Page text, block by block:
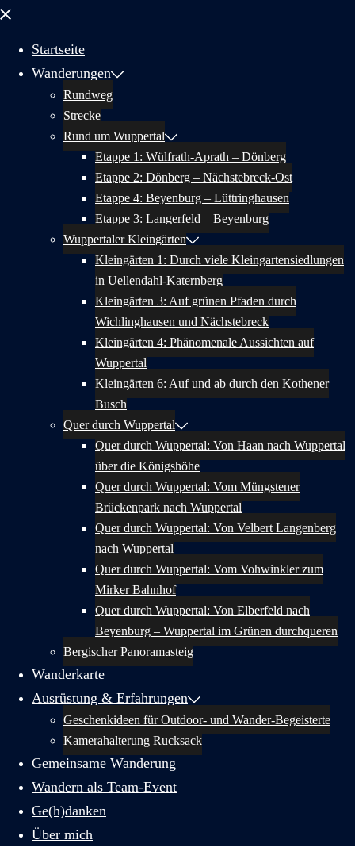
Menü
Startseite
Wanderungen
Rundweg
Strecke
Rund um Wuppertal
Etappe 1: Wülfrath-Aprath – Dönberg
Etappe 2: Dönberg – Nächstebreck-Ost
Etappe 4: Beyenburg – Lüttringhausen
Etappe 3: Langerfeld – Beyenburg
Wuppertaler Kleingärten
Kleingärten 1: Durch viele Kleingartensiedlungen
in Uellendahl-Katernberg
Kleingärten 3: Auf grünen Pfaden durch
Wichlinghausen und Nächstebreck
Kleingärten 4: Phänomenale Aussichten auf
Wuppertal
Kleingärten 6: Auf und ab durch den Kothener
Busch
Quer durch Wuppertal
Quer durch Wuppertal: Von Haan nach Wuppertal
über die Königshöhe
Quer durch Wuppertal: Vom Müngstener
Brückenpark nach Wuppertal
Quer durch Wuppertal: Von Velbert Langenberg
nach Wuppertal
Quer durch Wuppertal: Vom Vohwinkler zum
Mirker Bahnhof
Quer durch Wuppertal: Von Elberfeld nach
Beyenburg – Wuppertal im Grünen durchqueren
Bergischer Panoramasteig
Wanderkarte
Ausrüstung & Erfahrungen
Geschenkideen für Outdoor- und Wander-Begeisterte
Kamerahalterung Rucksack
Gemeinsame Wanderung
Wandern als Team-Event
Ge(h)danken
Über mich